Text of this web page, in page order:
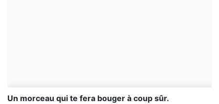
Un morceau qui te fera bouger à coup sûr.